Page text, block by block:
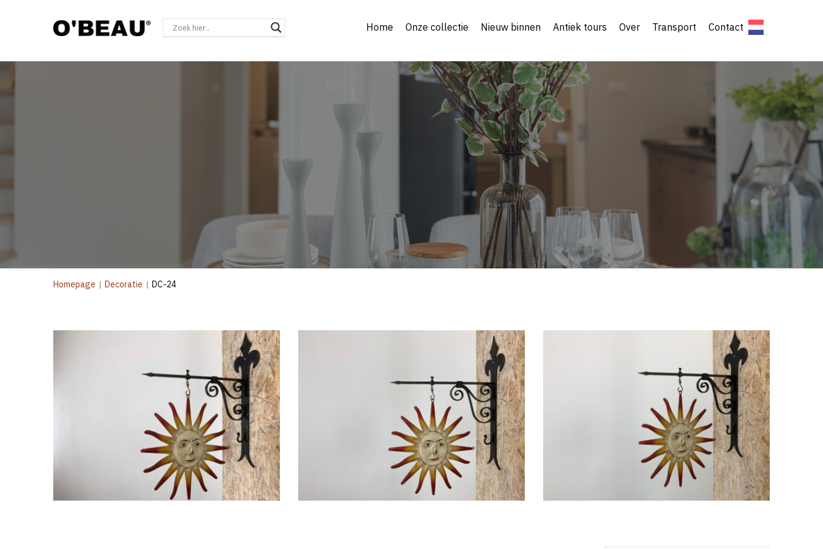
Home Onze collectie Nieuw binnen Antiek tours Over Transport Contact
Homepage | Decoratie | DC-24